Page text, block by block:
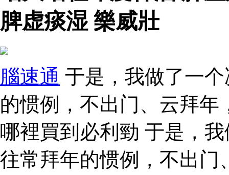
脾虚痰湿 樂威壯
腦速通 于是，我做了一
的惯例，不出门、云拜
哪裡買到必利勁 于是，
往常拜年的惯例，不出门